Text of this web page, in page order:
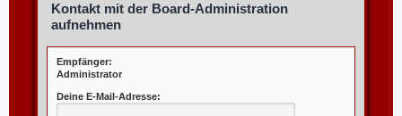
Kontakt mit der Board-Administration
aufnehmen
Empfänger:
Administrator
Deine E-Mail-Adresse: